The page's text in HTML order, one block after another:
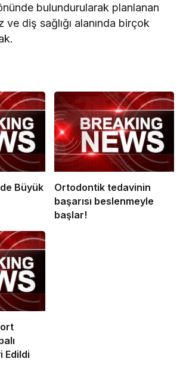
bulundurularak planlanan
ve diş sağlığı alanında birçok
Büyük
Ortodontik tedavinin
başarısı beslenmeyle
başlar!
Edildi